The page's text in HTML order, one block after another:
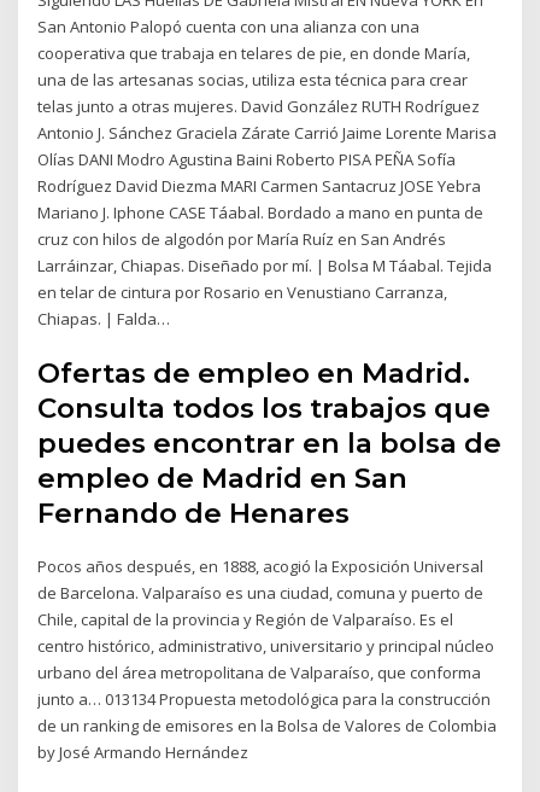
San Antonio Palopó cuenta con una alianza con una
cooperativa que trabaja en telares de pie, en donde María,
una de las artesanas socias, utiliza esta técnica para crear
telas junto a otras mujeres. David González RUTH Rodríguez
Antonio J. Sánchez Graciela Zárate Carrió Jaime Lorente Marisa
Olías DANI Modro Agustina Baini Roberto PISA PEÑA Sofía
Rodríguez David Diezma MARI Carmen Santacruz JOSE Yebra
Mariano J. Iphone CASE Táabal. Bordado a mano en punta de
cruz con hilos de algodón por María Ruíz en San Andrés
Larráinzar, Chiapas. Diseñado por mí. | Bolsa M Táabal. Tejida
en telar de cintura por Rosario en Venustiano Carranza,
Chiapas. | Falda…
Ofertas de empleo en Madrid.
Consulta todos los trabajos que
puedes encontrar en la bolsa de
empleo de Madrid en San
Fernando de Henares
Pocos años después, en 1888, acogió la Exposición Universal
de Barcelona. Valparaíso es una ciudad, comuna y puerto de
Chile, capital de la provincia y Región de Valparaíso. Es el
centro histórico, administrativo, universitario y principal núcleo
urbano del área metropolitana de Valparaíso, que conforma
junto a… 013134 Propuesta metodológica para la construcción
de un ranking de emisores en la Bolsa de Valores de Colombia
by José Armando Hernández